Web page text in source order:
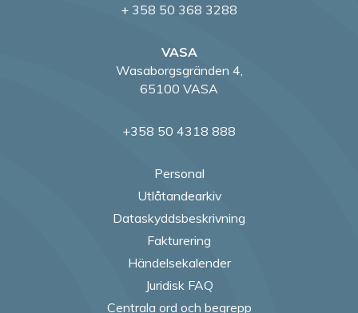
+ 358 50 368 3288
VASA
Wasaborgsgränden 4,
65100 VASA
+358 50 4318 888
Personal
Utlåtandearkiv
Dataskyddsbeskrivning
Fakturering
Händelsekalender
Juridisk FAQ
Centrala ord och begrepp